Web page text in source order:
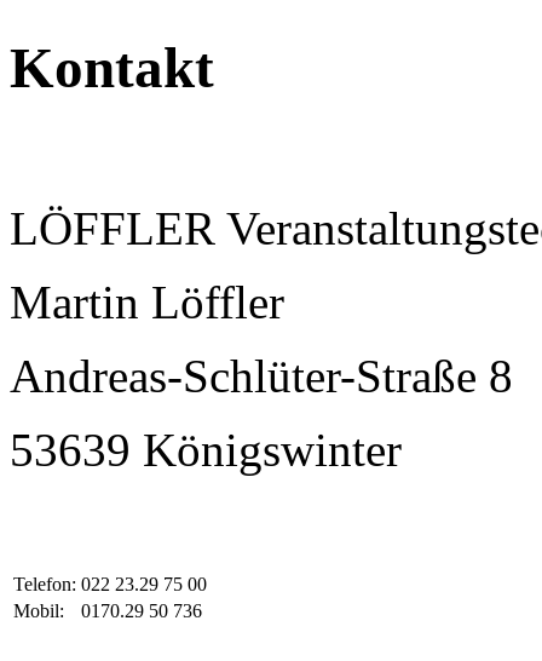
Kontakt
LÖFFLER
Martin Löffler
Andreas-Schlüter-Straße 8
53639 Königswinter
Telefon: 022 23.29 75 00
Mobil:
0170.29 50 736